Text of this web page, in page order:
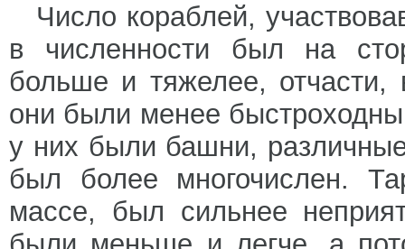
Число кораблей,
в численности был на
больше и тяжелее, отчасти,
они были менее
у них были башни,
был более многочислен.
массе, был сильнее